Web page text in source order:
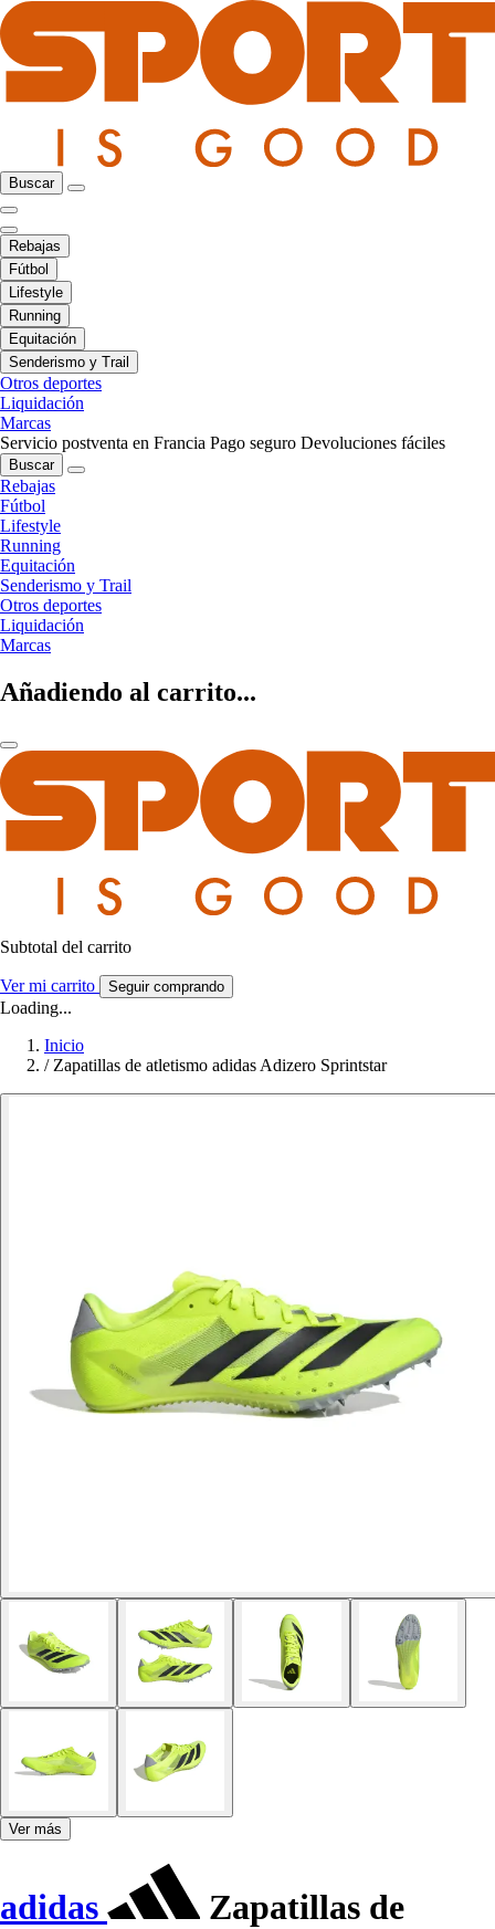
Buscar
Rebajas
Fútbol
Lifestyle
Running
Equitación
Senderismo y Trail
Otros deportes
Liquidación
Marcas
Servicio postventa en Francia Pago seguro Devoluciones fáciles
Buscar
Rebajas
Fútbol
Lifestyle
Running
Equitación
Senderismo y Trail
Otros deportes
Liquidación
Marcas
Añadiendo al carrito...
Subtotal del carrito
Ver mi carrito Seguir comprando
Loading...
Inicio
/ Zapatillas de atletismo adidas Adizero Sprintstar
Ver más
adidas
Zapatillas de